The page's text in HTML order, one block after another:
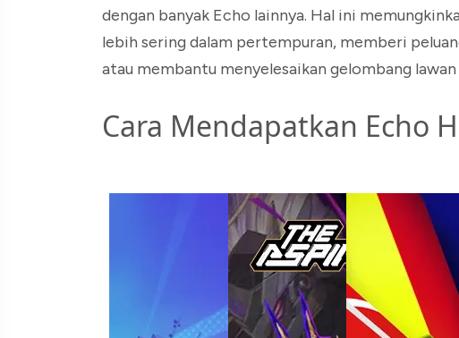
dengan banyak Echo lainnya. Hal ini
lebih sering dalam pertempuran, memberi
atau membantu menyelesaikan gelombang
Cara Mendapatkan Echo